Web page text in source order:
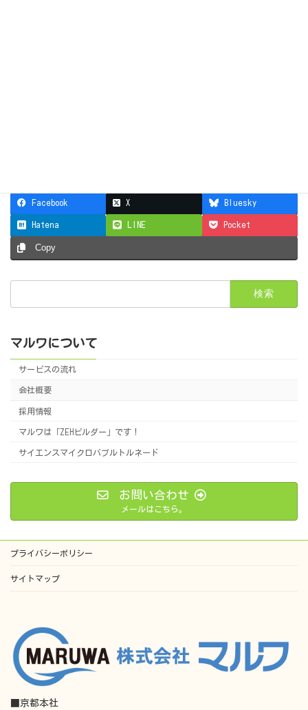
Facebook X Bluesky
Hatena LINE Pocket
Copy
検
マルワについて
サービスの流れ
会社概要
採用情報
マルワは「ZEHビルダー」です！
サイエンスマイクロバブルトルネード
お問い合わせ
メールはこちら。
プライバシーポリシー
サイトマップ
■京都本社